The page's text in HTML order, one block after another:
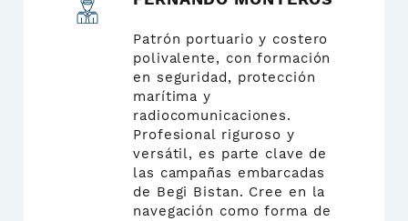
Patrón portuario y costero
polivalente, con formación
en seguridad, protección
marítima y
radiocomunicaciones.
Profesional riguroso y
versátil, es parte clave de
las campañas embarcadas
de Begi Bistan. Cree en la
navegación como forma de